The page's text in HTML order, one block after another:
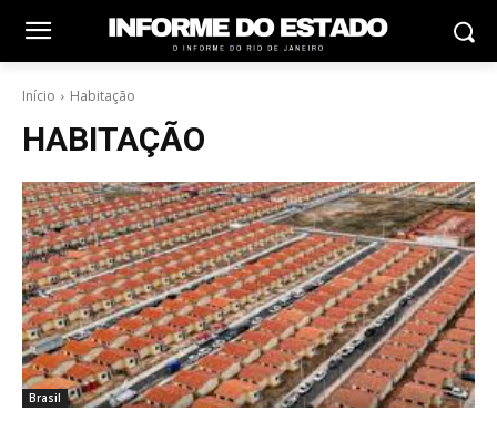
Início Habitação
HABITAÇÃO
Brasil